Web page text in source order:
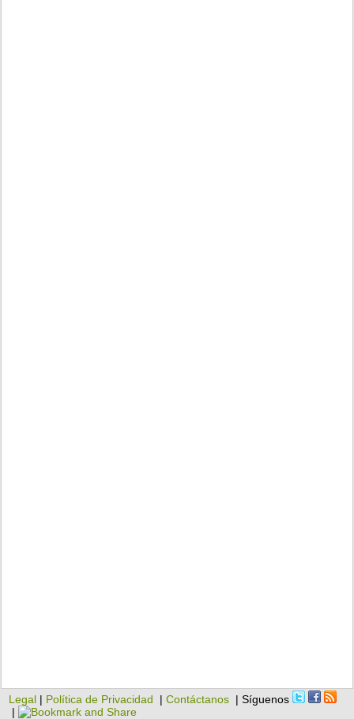
Legal | Política de Privacidad |Contáctanos | Síguenos
|